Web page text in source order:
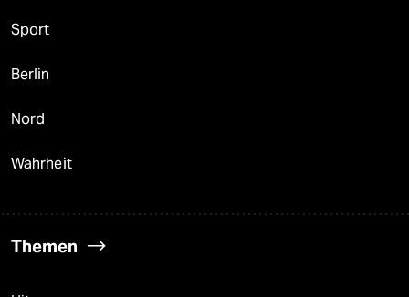
Sport
Berlin
Nord
Wahrheit
Themen